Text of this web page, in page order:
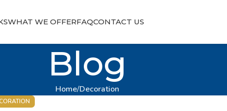
WHAT WE OFFERFAQCONTACT US
Blog
Home Decoration